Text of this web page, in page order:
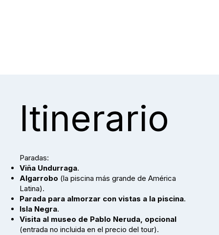
Itinerario
Paradas:
Viña Undurraga.
Algarrobo (la piscina más grande de América
Latina).
Parada para almorzar con vistas a la piscina.
Isla Negra.
Visita al museo de Pablo Neruda, opcional
(entrada no incluida en el precio del tour).